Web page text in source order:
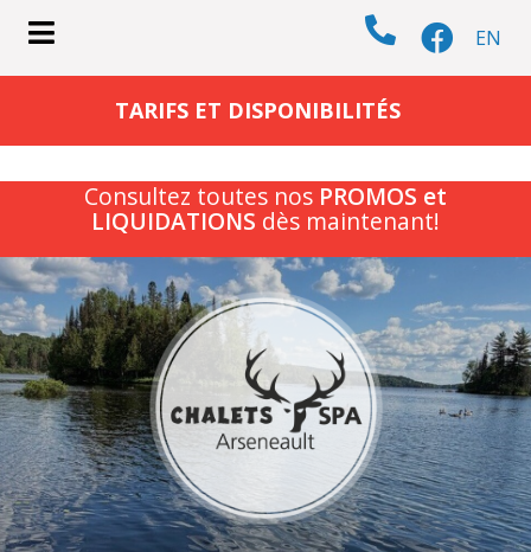
(CHALETS )
(ACTIVITÉS )
EN
TARIFS ET DISPONIBILITÉS
Consultez toutes nos PROMOS et
LIQUIDATIONS dès maintenant!